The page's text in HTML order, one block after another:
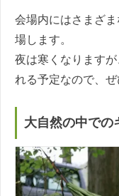
会場内にはさまざ
場します。
夜は寒くなります
れる予定なので、
大自然の中での